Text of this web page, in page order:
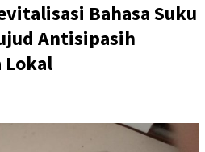
Bahasa Suku
Antisipasih
Lokal